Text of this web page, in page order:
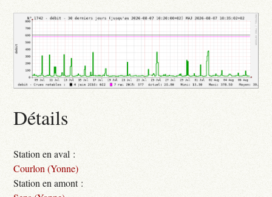
Détails
Station en aval :
Courlon (Yonne)
Station en amont :